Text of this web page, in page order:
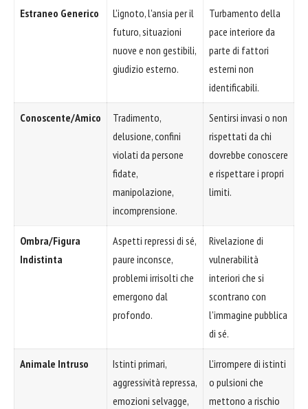
Estraneo Generico
L'ignoto, l'ansia per il
futuro, situazioni
nuove e non gestibili,
giudizio esterno.
Turbamento della
pace interiore da
parte di fattori
esterni non
identificabili.
Conoscente/Amico
Tradimento,
delusione, confini
violati da persone
fidate,
manipolazione,
incomprensione.
Sentirsi invasi o non
rispettati da chi
dovrebbe conoscere
e rispettare i propri
limiti.
Ombra/Figura
Indistinta
Aspetti repressi di sé,
paure inconsce,
problemi irrisolti che
emergono dal
profondo.
Rivelazione di
vulnerabilità
interiori che si
scontrano con
l'immagine pubblica
di sé.
Animale Intruso
Istinti primari,
aggressività repressa,
emozioni selvagge,
L'irrompere di istinti
o pulsioni che
mettono a rischio